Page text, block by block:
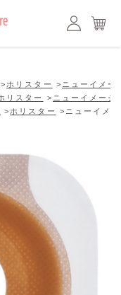
> ホリスター > ニューイメー
リスター > ニューイメージ
> ホリスター > ニューイメ